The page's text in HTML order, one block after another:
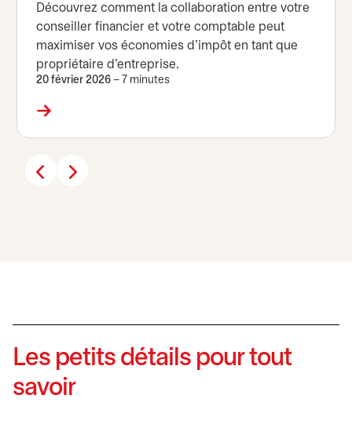
Découvrez comment la collaboration entre votre
conseiller financier et votre comptable peut
maximiser vos économies d’impôt en tant que
propriétaire d’entreprise.
20 février 2026 – 7 minutes
Les petits détails pour tout
savoir